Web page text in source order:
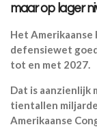
maar op lager
Het Amerikaanse
defensiewet
tot en met 2027.
Dat is aanzienlijk
tientallen
Amerikaanse